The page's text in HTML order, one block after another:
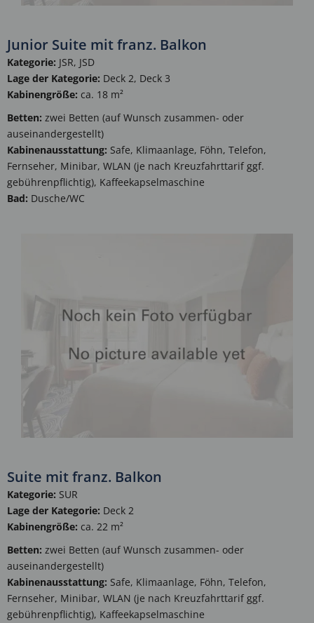
Junior Suite mit franz. Balkon
Kategorie: JSR, JSD
Lage der Kategorie: Deck 2, Deck 3
Kabinengröße: ca. 18 m²
Betten: zwei Betten (auf Wunsch zusammen- oder
auseinandergestellt)
Kabinenausstattung: Safe, Klimaanlage, Föhn, Telefon,
Fernseher, Minibar, WLAN (je nach Kreuzfahrttarif ggf.
gebührenpflichtig), Kaffeekapselmaschine
Bad: Dusche/WC
Suite mit franz. Balkon
Kategorie: SUR
Lage der Kategorie: Deck 2
Kabinengröße: ca. 22 m²
Betten: zwei Betten (auf Wunsch zusammen- oder
auseinandergestellt)
Kabinenausstattung: Safe, Klimaanlage, Föhn, Telefon,
Fernseher, Minibar, WLAN (je nach Kreuzfahrttarif ggf.
gebührenpflichtig), Kaffeekapselmaschine